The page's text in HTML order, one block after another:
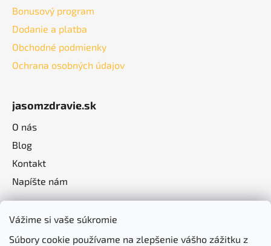
Vážime si vaše súkromie
Súbory cookie používame na zlepšenie vášho zážitku z
Bonusový program
Dodanie a platba
Obchodné podmienky
Ochrana osobných údajov
jasomzdravie.sk
O nás
Blog
Kontakt
Napíšte nám